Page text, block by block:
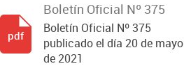
Boletín Oficial Nº 375
Boletín Oficial Nº 375
publicado el día 20 de mayo
de 2021
pdf